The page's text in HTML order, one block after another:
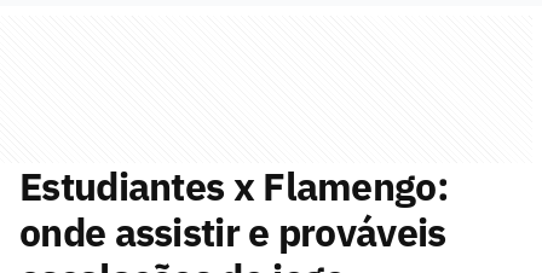
Estudiantes x Flamengo:
onde assistir e prováveis